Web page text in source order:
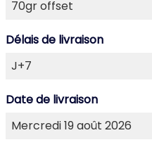
Délais de livraison
Date de livraison